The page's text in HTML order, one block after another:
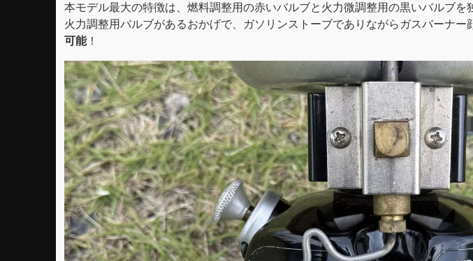
本モデル最大の特徴は、燃料調整用の赤いバルブと火力微調整用の黒いバルブを
火力調整用バルブがあるおかげで、ガソリンストーブでありながらガスバーナー
可能！